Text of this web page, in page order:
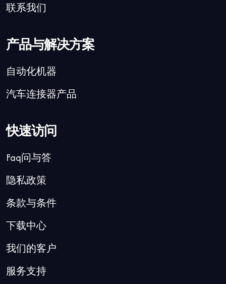
联系我们
产品与解决方案
自动化机器
汽车连接器产品
快速访问
Faq问与答
隐私政策
条款与条件
下载中心
我们的客户
服务支持